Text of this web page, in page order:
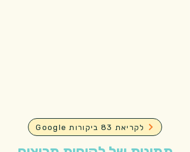
Google לקריאת 83 ביקורות